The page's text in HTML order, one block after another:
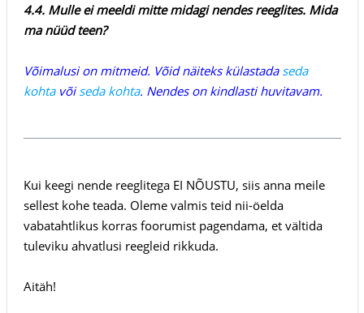
4.4. Mulle ei meeldi mitte midagi nendes reeglites. Mida
ma nüüd teen?
Võimalusi on mitmeid. Võid näiteks külastada seda
kohtavõiseda kohta. Nendes on kindlasti huvitavam.
Kui keegi nende reeglitega EI NÕUSTU, siis anna meile
sellest kohe teada. Oleme valmis teid nii-öelda
vabatahtlikus korras foorumist pagendama, et vältida
tuleviku ahvatlusi reegleid rikkuda.
Aitäh!